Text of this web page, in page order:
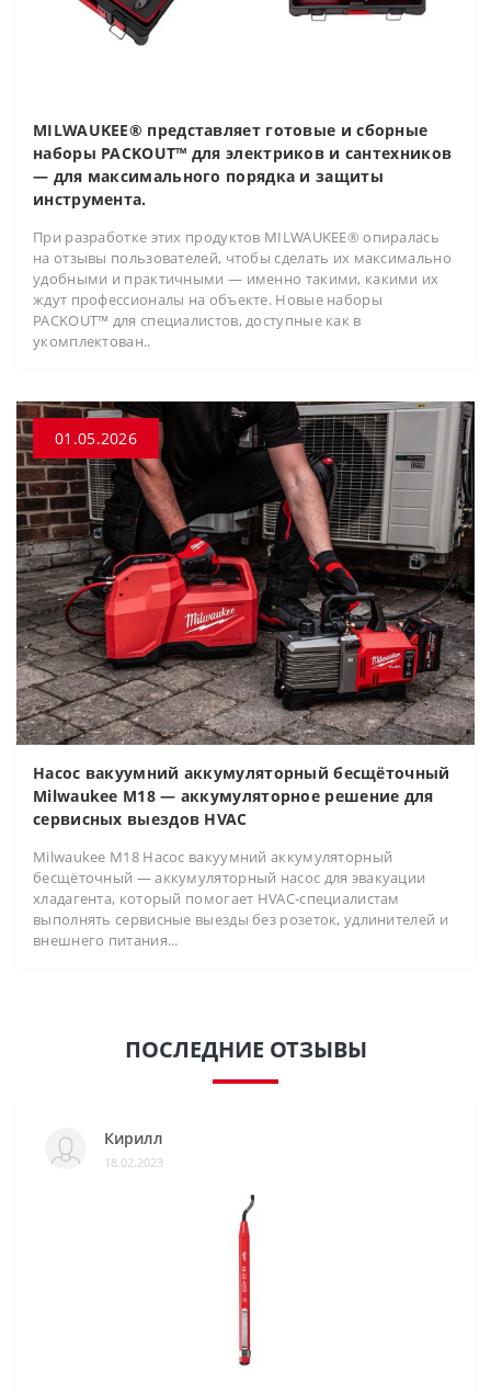
MILWAUKEE® представляет готовые и сборные
наборы PACKOUT™ для электриков и сантехников
— для максимального порядка и защиты
инструмента.
При разработке этих продуктов MILWAUKEE® опиралась
на отзывы пользователей, чтобы сделать их максимально
удобными и практичными — именно такими, какими их
ждут профессионалы на объекте. Новые наборы
PACKOUT™ для специалистов, доступные как в
укомплектован..
01.05.2026
Насос вакуумний аккумуляторный бесщёточный
Milwaukee M18 — аккумуляторное решение для
сервисных выездов HVAC
Milwaukee M18 Насос вакуумний аккумуляторный
бесщёточный — аккумуляторный насос для эвакуации
хладагента, который помогает HVAC-специалистам
выполнять сервисные выезды без розеток, удлинителей и
внешнего питания...
ПОСЛЕДНИЕ ОТЗЫВЫ
Кирилл
18.02.2023